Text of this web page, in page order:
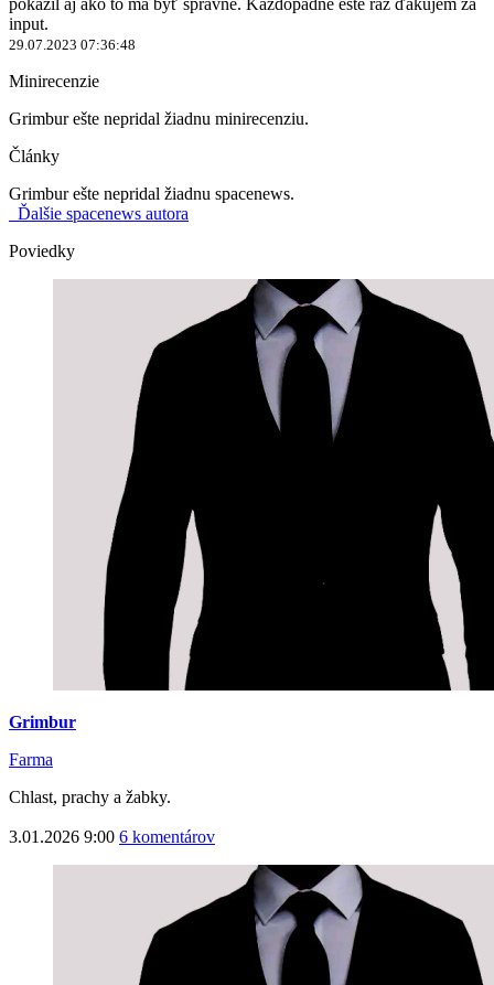
input.
29.07.2023 07:36:48
Minirecenzie
Grimbur ešte nepridal žiadnu minirecenziu.
Články
Grimbur ešte nepridal žiadnu spacenews.
Ďalšie spacenews autora
Poviedky
Grimbur
Farma
Chlast, prachy a žabky.
3.01.2026 9:00 6 komentárov